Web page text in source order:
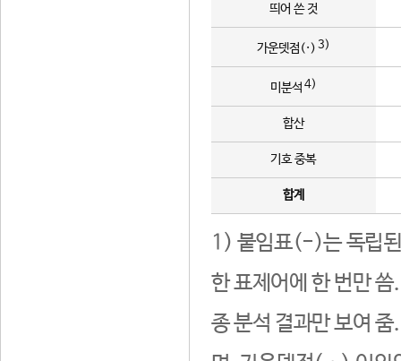
띄어 쓴 것
가운뎃점(·) 3)
미분석 4)
합산
기호 중복
합계
1) 붙임표(-)는 독립된
한 표제어에 한 번만
종 분석 결과만 보여